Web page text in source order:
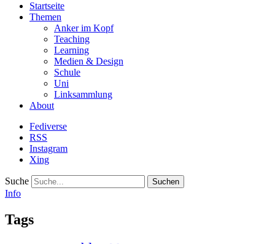
Startseite
Themen
Anker im Kopf
Teaching
Learning
Medien & Design
Schule
Uni
Linksammlung
About
Fediverse
RSS
Instagram
Xing
Suche
Info
Tags